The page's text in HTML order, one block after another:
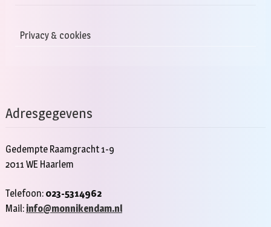
Privacy & cookies
Adresgegevens
Gedempte Raamgracht 1-9
2011 WE Haarlem
Telefoon: 023-5314962
Mail: info@monnikendam.nl